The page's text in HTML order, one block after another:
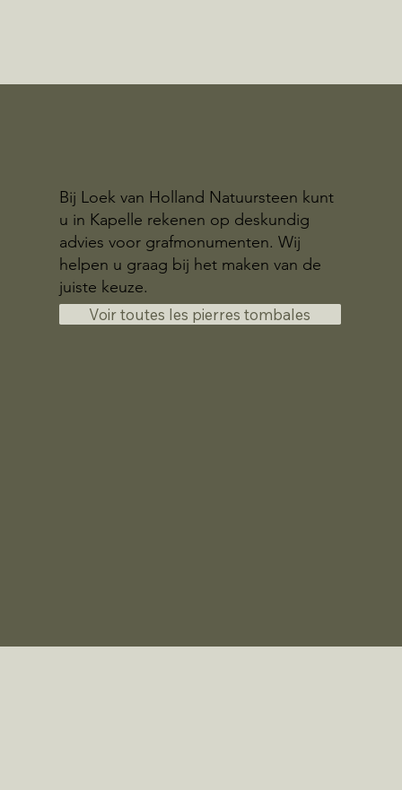
Bij Loek van Holland Natuursteen kunt
u in Kapelle rekenen op deskundig
advies voor grafmonumenten. Wij
helpen u graag bij het maken van de
juiste keuze.
Voir toutes les pierres tombales